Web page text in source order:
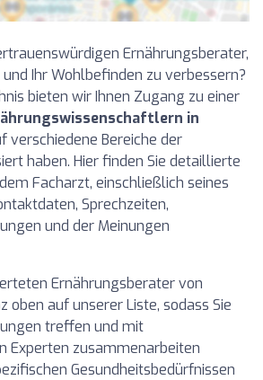
Ernährungsberater,
Ihr Wohlbefinden zu verbessern?
bieten wir Ihnen Zugang zu einer
in
verschiedene Bereiche der
haben. Hier finden Sie detaillierte
Facharzt, einschließlich seines
Sprechzeiten,
und der Meinungen
Ernährungsberater von
oben auf unserer Liste, sodass Sie
treffen und mit
Experten zusammenarbeiten
Gesundheitsbedürfnissen